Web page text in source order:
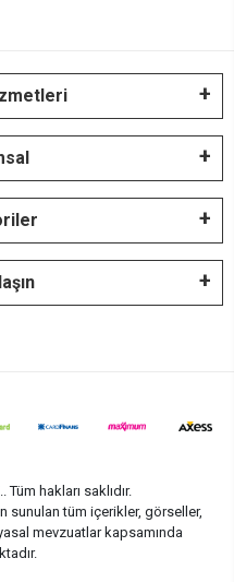
hakları saklıdır.
tüm içerikler, görseller,
mevzuatlar kapsamında